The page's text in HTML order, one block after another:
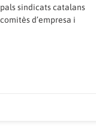
sindicats catalans
d’empresa i